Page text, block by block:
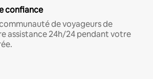
confiance
de voyageurs de
assistance 24h/24 pendant votre